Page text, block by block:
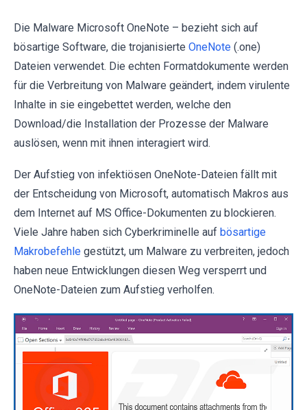
Die Malware Microsoft OneNote – bezieht sich auf
bösartige Software, die trojanisierte OneNote (.one)
Dateien verwendet. Die echten Formatdokumente werden
für die Verbreitung von Malware geändert, indem virulente
Inhalte in sie eingebettet werden, welche den
Download/die Installation der Prozesse der Malware
auslösen, wenn mit ihnen interagiert wird.
Der Aufstieg von infektiösen OneNote-Dateien fällt mit
der Entscheidung von Microsoft, automatisch Makros aus
dem Internet auf MS Office-Dokumenten zu blockieren.
Viele Jahre haben sich Cyberkriminelle auf bösartige
Makrobefehle gestützt, um Malware zu verbreiten, jedoch
haben neue Entwicklungen diesen Weg versperrt und
OneNote-Dateien zum Aufstieg verholfen.